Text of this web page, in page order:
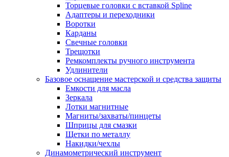
Торцевые головки с вставкой Spline
Адаптеры и переходники
Воротки
Карданы
Свечные головки
Трещотки
Ремкомплекты ручного инструмента
Удлинители
Базовое оснащение мастерской и средства защиты
Емкости для масла
Зеркала
Лотки магнитные
Магниты/захваты/пинцеты
Шприцы для смазки
Щетки по металлу
Накидки/чехлы
Динамометрический инструмент